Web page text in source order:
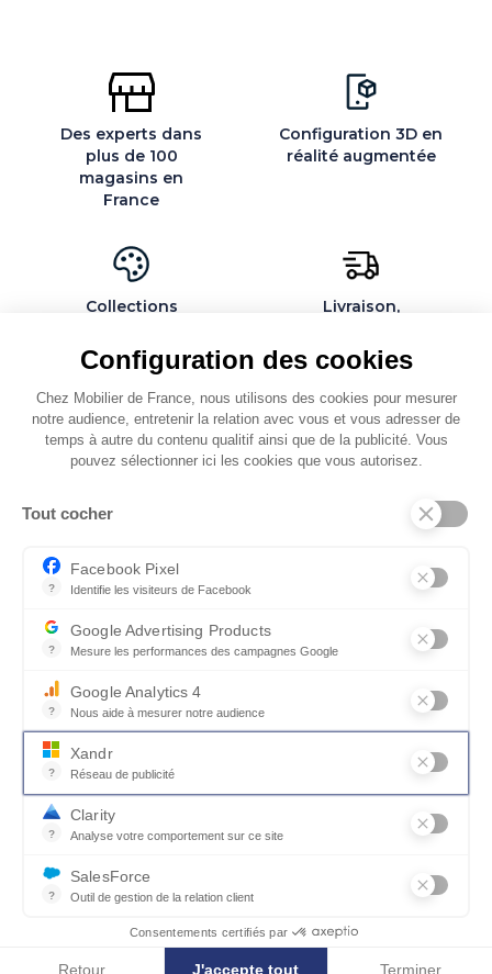
Configuration des cookies
Chez Mobilier de France, nous utilisons des cookies pour mesurer
notre audience, entretenir la relation avec vous et vous adresser de
temps à autre du contenu qualitif ainsi que de la publicité. Vous
pouvez sélectionner ici les cookies que vous autorisez.
Tout cocher
?
Facebook Pixel
Identifie les visiteurs de Facebook
?
Google Advertising Products
Mesure les performances des campagnes Google
?
Google Analytics 4
Nous aide à mesurer notre audience
Essentiel pour la gestion du site web, il permet de mesurer des
?
Xandr
Réseau de publicité
Xandr exploite une plateforme en ligne, Community, pour l'achat
?
Clarity
Analyse votre comportement sur ce site
?
SalesForce
Outil de gestion de la relation client
Consentements certifiés par
Retour J'accepte tout Terminer
Des experts dans
plus de 100
magasins en
France
Configuration 3D en
réalité augmentée
Collections
personnalisables
Livraison,
montage par des
spécialistes
QUI SOMMES-NOUS
SERVICES ET PARTENAIRES
CONSEILS
CGV & POLICY